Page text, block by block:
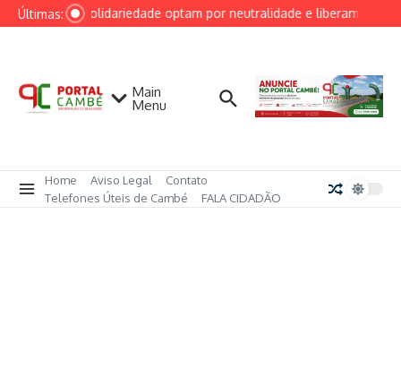
Ir para o conteúdo
Últimas:
PRD e Solidariedade optam por neutralidade e liberam
Main
Menu
Home Aviso Legal
Contato
Telefones Úteis de Cambé
FALA CIDADÃO